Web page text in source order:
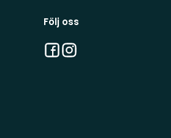
Följ oss
Facebook
Instagram